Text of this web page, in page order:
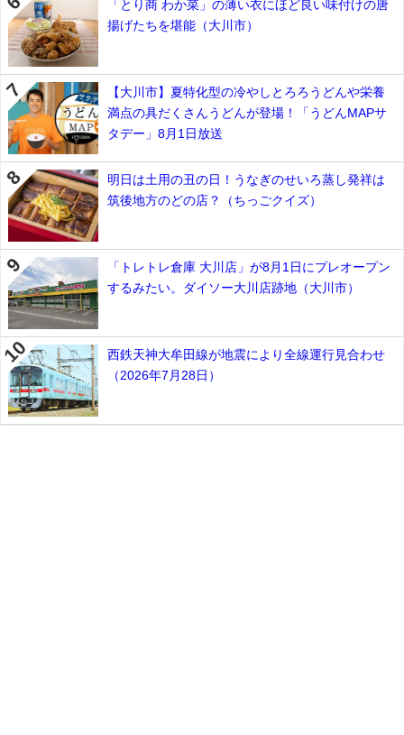
「とり商 わか菜」の薄い衣にほど良い味付けの唐
揚げたちを堪能（大川市）
【大川市】夏特化型の冷やしとろろうどんや栄養
満点の具だくさんうどんが登場！「うどんMAPサ
タデー」8月1日放送
明日は土用の丑の日！うなぎのせいろ蒸し発祥は
筑後地方のどの店？（ちっごクイズ）
「トレトレ倉庫 大川店」が8月1日にプレオープン
するみたい。ダイソー大川店跡地（大川市）
西鉄天神大牟田線が地震により全線運行見合わせ
（2026年7月28日）